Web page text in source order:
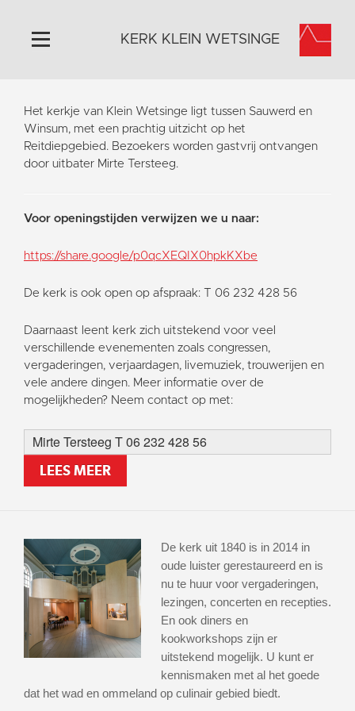
Home
Algemeen
Historie
Contact
Vaktaal
KERK KLEIN WETSINGE
Het kerkje van Klein Wetsinge ligt tussen Sauwerd en
Winsum, met een prachtig uitzicht op het
Reitdiepgebied. Bezoekers worden gastvrij ontvangen
door uitbater Mirte Tersteeg.
Voor openingstijden verwijzen we u naar:
https://share.google/p0qcXEQIX0hpkKXbe
De kerk is ook open op afspraak: T 06 232 428 56
Daarnaast leent kerk zich uitstekend voor veel
verschillende evenementen zoals congressen,
vergaderingen, verjaardagen, livemuziek, trouwerijen en
vele andere dingen. Meer informatie over de
mogelijkheden? Neem contact op met:
Mirte Tersteeg T 06 232 428 56
LEES MEER
De kerk uit 1840 is in 2014 in
oude luister gerestaureerd en is
nu te huur voor vergaderingen,
lezingen, concerten en recepties.
En ook diners en
kookworkshops zijn er
uitstekend mogelijk. U kunt er
kennismaken met al het goede
dat het wad en ommeland op culinair gebied biedt.